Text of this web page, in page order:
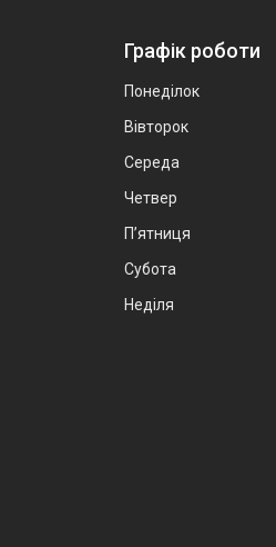
Графік роботи
Понеділок
Вівторок
Середа
Четвер
Пʼятниця
Субота
Неділя